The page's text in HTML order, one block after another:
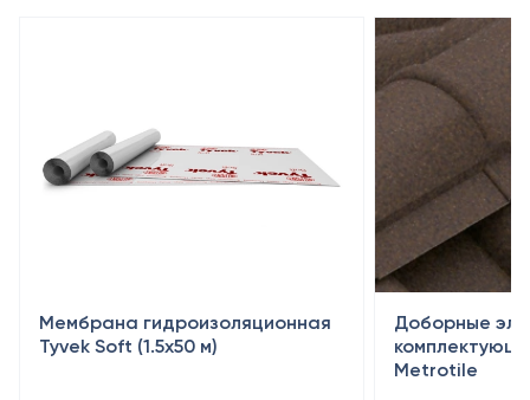
Мембрана гидроизоляционная
Tyvek Soft (1.5х50 м)
Доборные
Metrotile